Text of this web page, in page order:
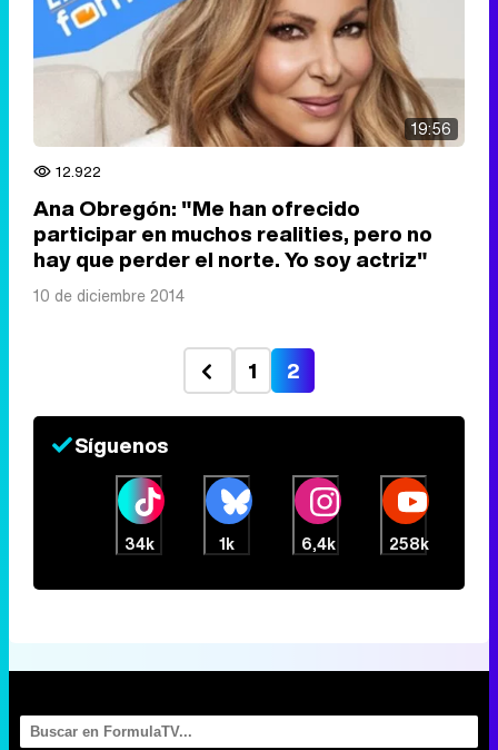
19:56
12.922
Ana Obregón: "Me han ofrecido
participar en muchos realities, pero no
hay que perder el norte. Yo soy actriz"
10 de diciembre 2014
1 2
Síguenos
34k 1k 6,4k 258k